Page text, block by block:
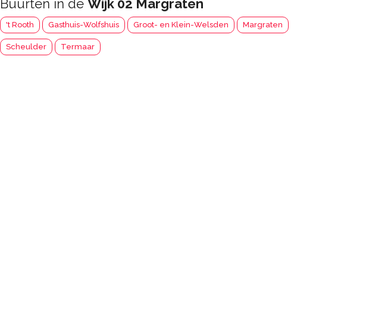
Buurten in de Wijk 02 Margraten
't Rooth Gasthuis-Wolfshuis Groot- en Klein-Welsden Margraten
Scheulder Termaar